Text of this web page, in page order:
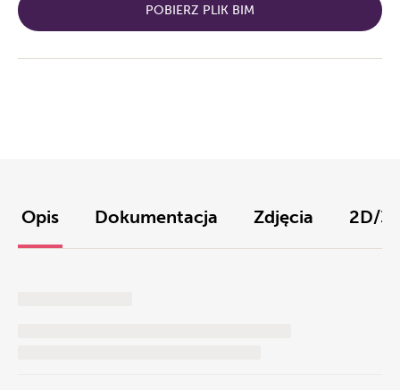
POBIERZ PLIK BIM
Opis Dokumentacja Zdjęcia 2D/